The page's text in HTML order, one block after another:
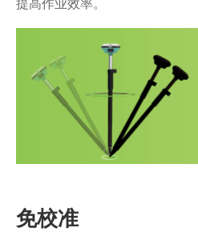
提高作业效率。
免校准